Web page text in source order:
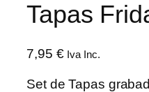
Tapas
7,95 € Iva Inc.
Set de Tapas